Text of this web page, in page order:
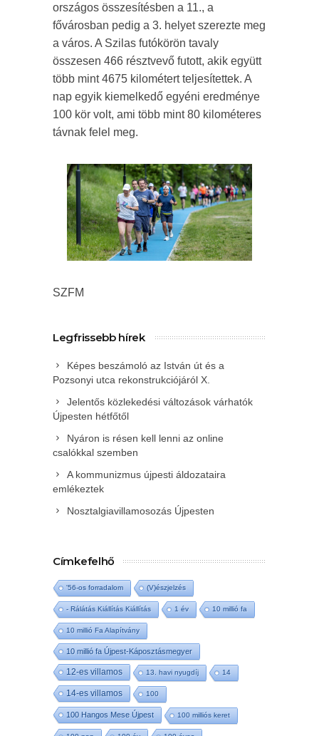
országos összesítésben a 11., a
fővárosban pedig a 3. helyet szerezte meg
a város. A Szilas futókörön tavaly
összesen 466 résztvevő futott, akik együtt
több mint 4675 kilométert teljesítettek. A
nap egyik kiemelkedő egyéni eredménye
100 kör volt, ami több mint 80 kilométeres
távnak felel meg.
SZFM
Legfrissebb hírek
Képes beszámoló az István út és a
Pozsonyi utca rekonstrukciójáról X.
Jelentős közlekedési változások várhatók
Újpesten hétfőtől
Nyáron is résen kell lenni az online
csalókkal szemben
A kommunizmus újpesti áldozataira
emlékeztek
Nosztalgiavillamosozás Újpesten
Címkefelhő
'56-os forradalom (V)észjelzés
- Rálátás Kiállítás Kiállítás 1 év 10 millió fa
10 millió Fa Alapítvány
10 millió fa Újpest-Káposztásmegyer
12-es villamos 13. havi nyugdíj 14
14-es villamos 100
100 Hangos Mese Újpest 100 milliós keret